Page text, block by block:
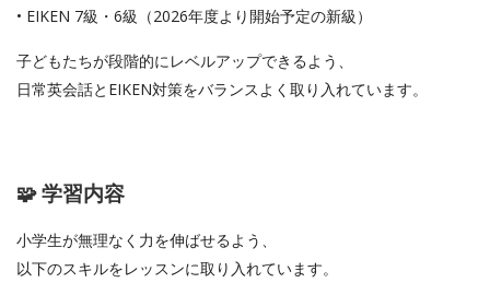
• EIKEN 7級・6級（2026年度より開始予定の新級）
子どもたちが段階的にレベルアップできるよう、
日常英会話とEIKEN対策をバランスよく取り入れています。
🧩 学習内容
小学生が無理なく力を伸ばせるよう、
以下のスキルをレッスンに取り入れています。